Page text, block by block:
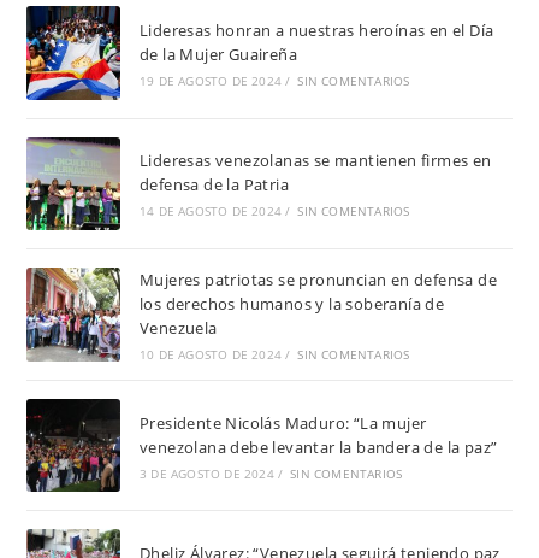
Lideresas honran a nuestras heroínas en el Día
de la Mujer Guaireña
19 DE AGOSTO DE 2024 / SIN COMENTARIOS
Lideresas venezolanas se mantienen firmes en
defensa de la Patria
14 DE AGOSTO DE 2024 / SIN COMENTARIOS
Mujeres patriotas se pronuncian en defensa de
los derechos humanos y la soberanía de
Venezuela
10 DE AGOSTO DE 2024 / SIN COMENTARIOS
Presidente Nicolás Maduro: “La mujer
venezolana debe levantar la bandera de la paz”
3 DE AGOSTO DE 2024 / SIN COMENTARIOS
Dheliz Álvarez: “Venezuela seguirá teniendo paz